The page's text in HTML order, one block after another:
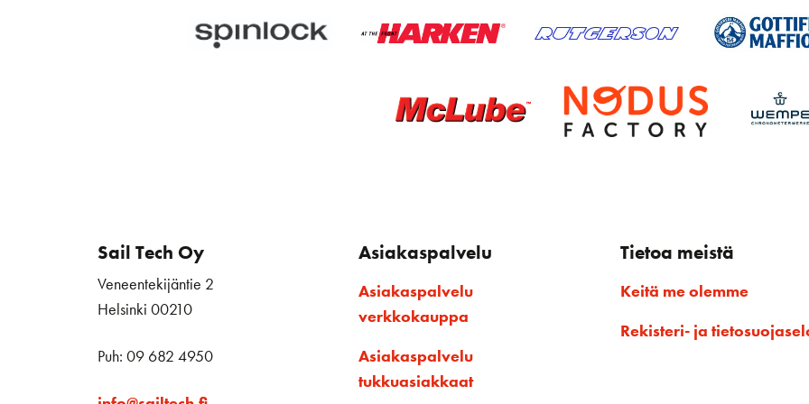
Sail Tech Oy
Veneentekijäntie 2
Helsinki 00210
Puh: 09 682 4950
Asiakaspalvelu
Asiakaspalvelu
verkkokauppa
Asiakaspalvelu
tukkuasiakkaat
Tietoa meistä
Keitä me olemme
Rekisteri- ja